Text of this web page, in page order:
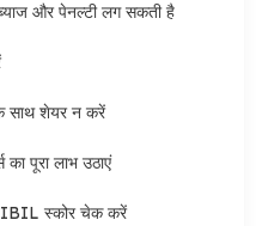
और पेनल्टी लग सकती है
साथ शेयर न करें
पूरा लाभ उठाएं
स्कोर चेक करें